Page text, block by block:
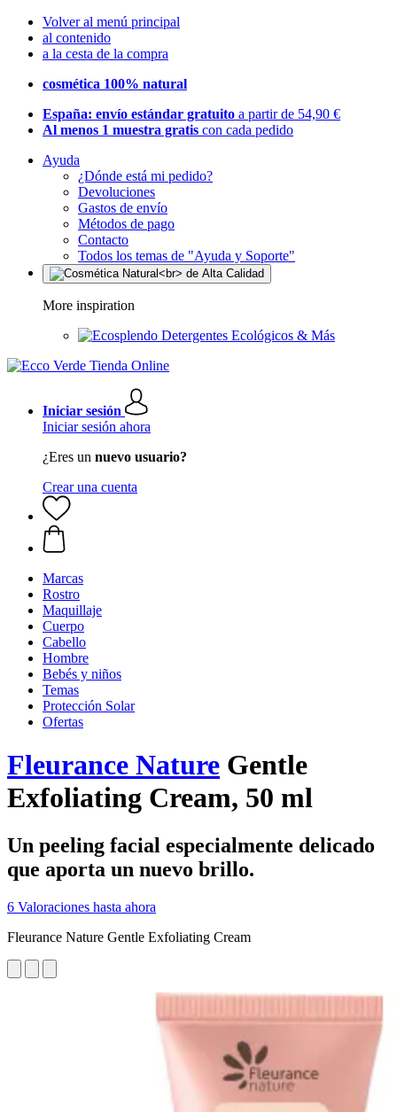
Volver al menú principal
al contenido
a la cesta de la compra
cosmética 100% natural
España: envío estándar gratuito a partir de 54,90 €
Al menos 1 muestra gratis con cada pedido
Ayuda
¿Dónde está mi pedido?
Devoluciones
Gastos de envío
Métodos de pago
Contacto
Todos los temas de "Ayuda y Soporte"
More inspiration
Detergentes Ecológicos & Más
Iniciar sesión
Iniciar sesión ahora
¿Eres un nuevo usuario?
Crear una cuenta
Marcas
Rostro
Maquillaje
Cuerpo
Cabello
Hombre
Bebés y niños
Temas
Protección Solar
Ofertas
Fleurance Nature Gentle
Exfoliating Cream, 50 ml
Un peeling facial especialmente delicado
que aporta un nuevo brillo.
6 Valoraciones hasta ahora
Fleurance Nature Gentle Exfoliating Cream